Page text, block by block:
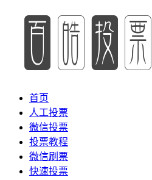
首页
人工投票
微信投票
投票教程
微信刷票
快速投票